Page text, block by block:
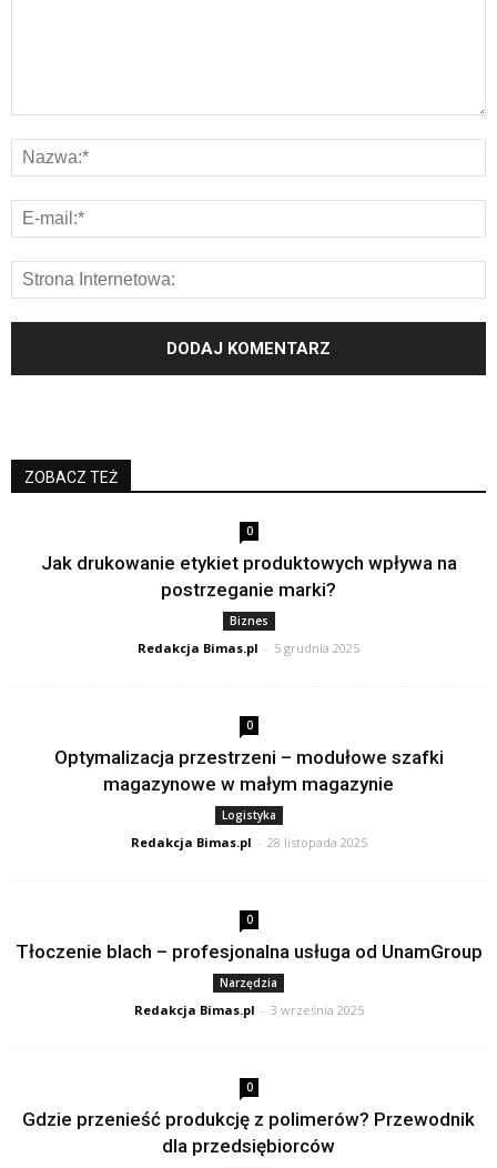
ZOBACZ TEŻ
0
Jak drukowanie etykiet produktowych wpływa na
postrzeganie marki?
Biznes
Redakcja Bimas.pl - 5 grudnia 2025
0
Optymalizacja przestrzeni – modułowe szafki
magazynowe w małym magazynie
Logistyka
Redakcja Bimas.pl - 28 listopada 2025
0
Tłoczenie blach – profesjonalna usługa od UnamGroup
Narzędzia
Redakcja Bimas.pl - 3 września 2025
0
Gdzie przenieść produkcję z polimerów? Przewodnik
dla przedsiębiorców